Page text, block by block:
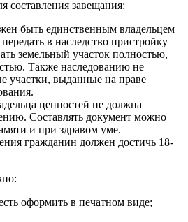
составления завещания:
быть единственным владельцем
в наследство пристройку
земельный участок полностью,
Также наследованию не
участки, выданные на праве
ценностей не должна
Составлять документ можно
и при здравом уме.
гражданин должен достичь 18-
оформить в печатном виде;